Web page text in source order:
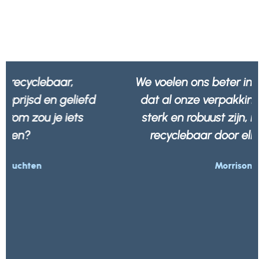
We voelen ons beter in de wetenschap
dat al onze verpakkingen niet alleen
sterk en robuust zijn, maar ook 100%
recyclebaar door elk afvalbedrijf.